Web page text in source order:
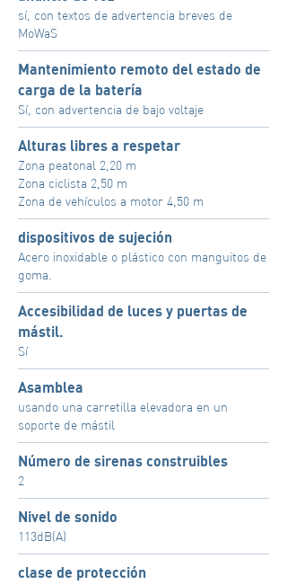
sí, con textos de advertencia breves de
MoWaS
Mantenimiento remoto del estado de
carga de la batería
Sí, con advertencia de bajo voltaje
Alturas libres a respetar
Zona peatonal 2,20 m
Zona ciclista 2,50 m
Zona de vehículos a motor 4,50 m
dispositivos de sujeción
Acero inoxidable o plástico con manguitos de
goma.
Accesibilidad de luces y puertas de
mástil.
Sí
Asamblea
usando una carretilla elevadora en un
soporte de mástil
Número de sirenas construibles
2
Nivel de sonido
113dB(A)
clase de protección